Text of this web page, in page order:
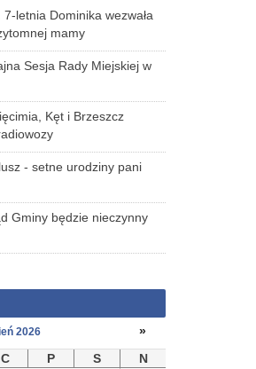
7-letnia Dominika wezwała
mamy
Sesja Rady Miejskiej w
Kęt i Brzeszcz
- setne urodziny pani
Gminy będzie nieczynny
2026
»
C P S
N